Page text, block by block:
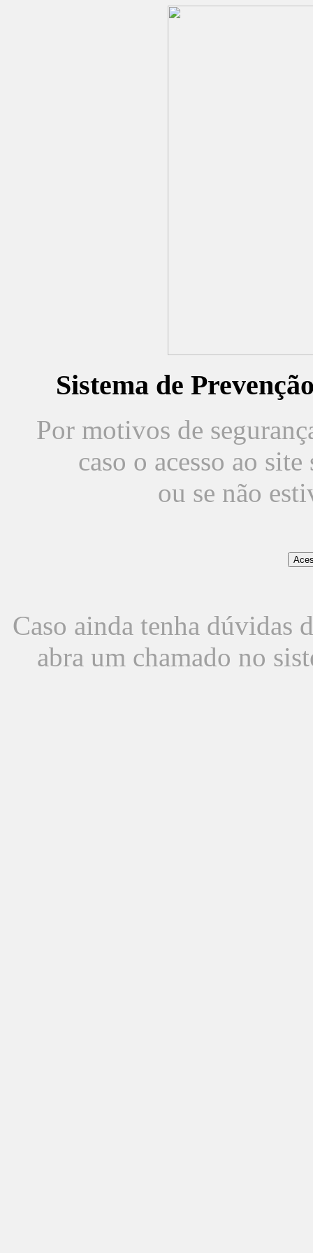
Sistema de
Por motivos de
caso o acesso ao
ou se não
Caso ainda tenha dúvidas
abra um chamado no